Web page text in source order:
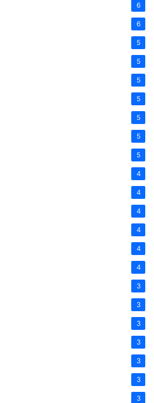
6
6
5
5
5
5
5
5
5
4
4
4
4
4
4
3
3
3
3
3
3
3